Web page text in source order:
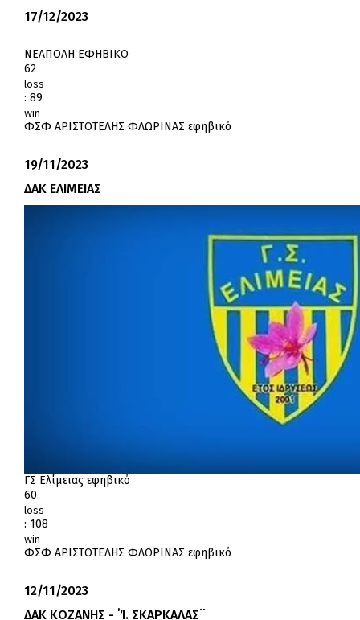
17/12/2023
ΝΕΑΠΟΛΗ ΕΦΗΒΙΚΟ
62
loss
: 89
win
ΦΣΦ ΑΡΙΣΤΟΤΕΛΗΣ ΦΛΩΡΙΝΑΣ εφηβικό
19/11/2023
ΔΑΚ ΕΛΙΜΕΙΑΣ
ΓΣ Ελίμειας εφηβικό
60
loss
: 108
win
ΦΣΦ ΑΡΙΣΤΟΤΕΛΗΣ ΦΛΩΡΙΝΑΣ εφηβικό
12/11/2023
ΔΑΚ ΚΟΖΑΝΗΣ - ΄Ί. ΣΚΑΡΚΑΛΑΣ¨